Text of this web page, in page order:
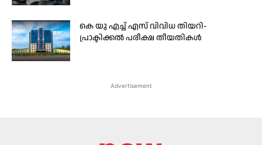
കെ യു എച്ച് എസ് വിവിധ തിയറി-
പ്രാക്ടിക്കൽ പരീക്ഷ തീയതികൾ
Advertisement